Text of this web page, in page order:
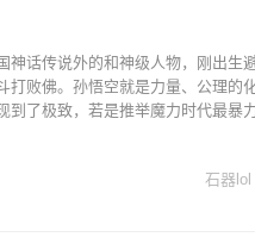
神话传说外的和神级人物，刚出生
打败佛。孙悟空就是力量、公理的
到了极致，若是推举魔力时代最暴
石器lol